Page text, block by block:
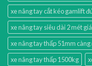
xe nâng tay cắt kéo gamlift
xe nâng tay siêu dài 2 mét
xe nâng tay thấp 51mm
xe nâng tay thấp 1500kg